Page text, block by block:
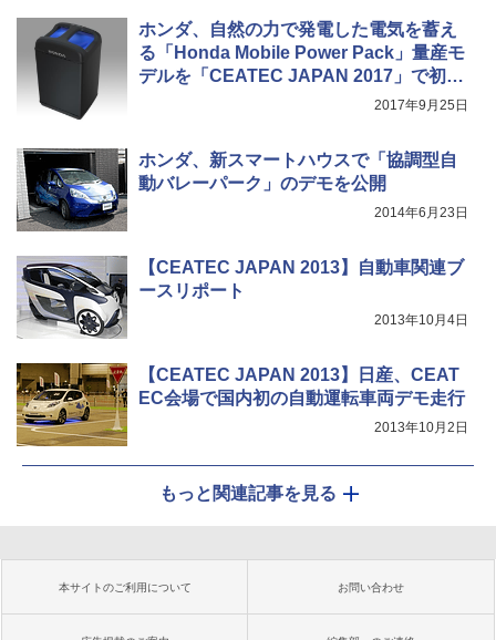
ホンダ、自然の力で発電した電気を蓄え
る「Honda Mobile Power Pack」量産モ
デルを「CEATEC JAPAN 2017」で初公
2017年9月25日
ホンダ、新スマートハウスで「協調型自
動バレーパーク」のデモを公開
2014年6月23日
【CEATEC JAPAN 2013】自動車関連ブ
ースリポート
2013年10月4日
【CEATEC JAPAN 2013】日産、CEAT
EC会場で国内初の自動運転車両デモ走行
2013年10月2日
もっと関連記事を見る
本サイトのご利用について お問い合わせ